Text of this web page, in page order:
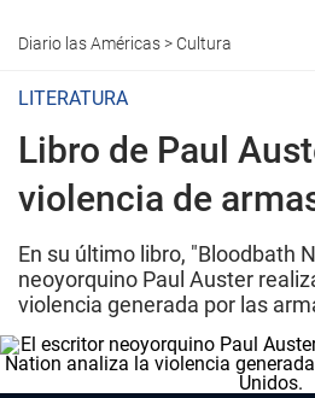
Diario las Américas> Cultura
LITERATURA
Libro de Paul
violencia de
En su último libro, "Bloodbath
neoyorquino Paul Auster
violencia generada por las